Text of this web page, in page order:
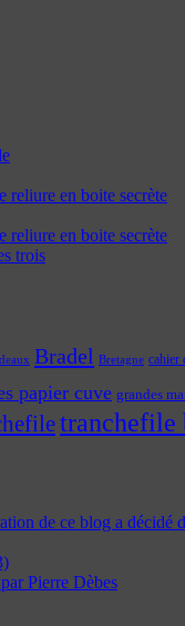
reliure en boite secrète
reliure en boite secrète
trois
Bradel Bretagne cahier
papier cuve grandes
tranchefile
de ce blog a décidé
Pierre Dèbes